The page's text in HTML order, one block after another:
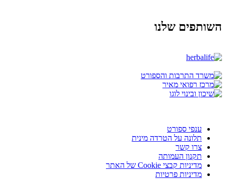
השותפים שלנו
ענפי ספורט
תלונה על הטרדה מינית
צרו קשר
תקנון העמותה
מדיניות קבצי Cookie של האתר
מדיניות פרטיות